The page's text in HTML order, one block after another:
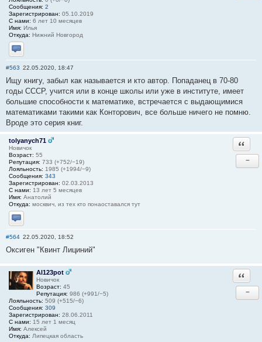
Сообщения: 2
Зарегистрирован: 05.10.2019
С нами: 6 лет 10 месяцев
Имя: Илья
Откуда: Нижний Новгород
Отправить личное сообщение
#563 22.05.2020, 18:47
Ищу книгу, забыл как называется и кто автор. Попаданец в 70-80
годы СССР, учится или в конце школы или уже в институте, имеет
большие способности к математике, встречается с выдающимися
математиками такими как Конторович, все больше ничего не помню.
Вроде это серия книг.
tolyanych71
Новичок
Возраст: 55
Репутация: 733 (+752/−19)
Лояльность: 1985 (+1994/−9)
Сообщения: 343
Зарегистрирован: 02.03.2013
С нами: 13 лет 5 месяцев
Имя: Анатолий
Откуда: москвич, из тех кто понаоставался тут
Отправить личное сообщение
−
#564 22.05.2020, 18:52
Оксиген "Квинт Лициний"
Al123pot
Новичок
Возраст: 45
Репутация: 986 (+991/−5)
Лояльность: 509 (+515/−6)
Сообщения: 309
Зарегистрирован: 28.06.2011
С нами: 15 лет 1 месяц
Имя: Алексей
Откуда: Липецкая область
−